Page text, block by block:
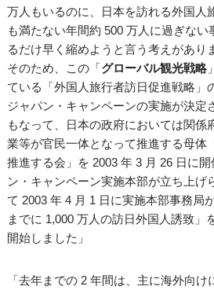
万人もいるのに、日本を訪れる外国人
も満たない年間約 500 万人に過ぎない
るだけ早く縮めようと言う考えがあり
そのため、この「グローバル観光戦略
ている「外国人旅行者訪日促進戦略」
ジャパン・キャンペーンの実施が決定
もなって、日本の政府においては関係
業等が官民一体となって推進する母体
推進する会」を 2003 年 3 月 26 日に
ン・キャンペーン実施本部が立ち上げ
て 2003 年 4 月 1 日に実施本部事務局
までに 1,000 万人の訪日外国人誘致」
開始しました」
「去年までの 2 年間は、主に海外向